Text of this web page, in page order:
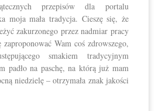
przepisów dla portalu
moja mała tradycja. Cieszę się, że
zakurzonego przez nadmiar pracy
Wam coś zdrowszego,
smakiem tradycyjnym
padło na paschę, na którą już mam
niedzielę – otrzymała znak jakości